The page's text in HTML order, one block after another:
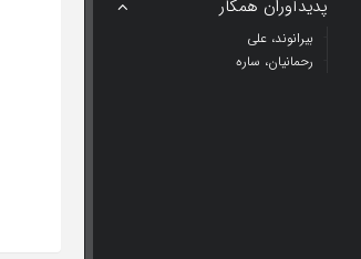
پدیدآوران همکار
بیرانوند، علی
رحمانیان، ساره